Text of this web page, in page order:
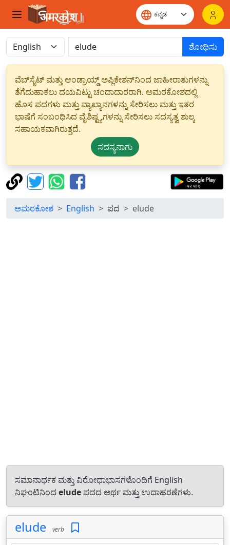
ಶೋಧಿಸು
ವೆಬ್‌ಸೈಟ್ ಮತ್ತು ಆಂಡ್ರಾಯ್ಡ್ ಅಪ್ಲಿಕೇಶನ್‌ನಿಂದ ಜಾಹೀರಾತುಗಳನ್ನು
ತೆಗೆದುಹಾಕಲು ದಯವಿಟ್ಟು ಚಂದಾದಾರರಾಗಿ. ಅಮರಕೋಶದಲ್ಲಿ
ಹೊಸ ಪದಗಳು ಮತ್ತು ವ್ಯಾಖ್ಯಾನಗಳನ್ನು ಸೇರಿಸಲು ಮತ್ತು ಇತರ
ಭಾಷೆಗೆ ಸಂಬಂಧಿಸಿದ ವೈಶಿಷ್ಟ್ಯಗಳನ್ನು ಸೇರಿಸಲು ಸದಸ್ಯತ್ವ ಶುಲ್ಕ
ಸಹಾಯಕವಾಗಿರುತ್ತದೆ.
ಸದಸ್ಯನಾಗು
ಅಮರಕೋಶ English ಪದ elude
ಸಮಾನಾರ್ಥಕ ಮತ್ತು ವಿರೋಧಾಭಾಸಗಳೊಂದಿಗೆ English
ನಿಘಂಟಿನಿಂದ elude ಪದದ ಅರ್ಥ ಮತ್ತು ಉದಾಹರಣೆಗಳು.
elude verb